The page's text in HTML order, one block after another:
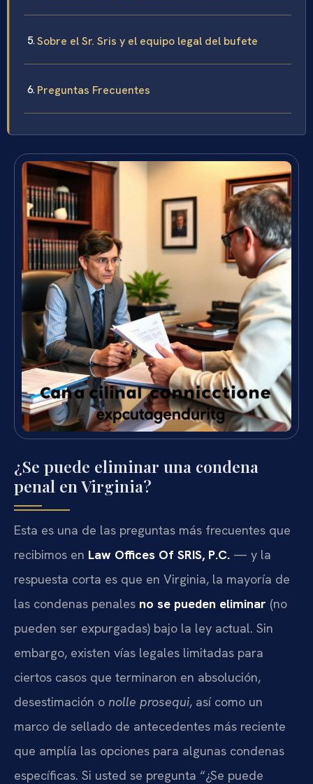
Sobre el Sr. Sris y el equipo legal del bufete
Preguntas Frecuentes
¿Se puede eliminar una condena
penal en Virginia?
Esta es una de las preguntas más frecuentes que
recibimos en Law Offices Of SRIS, P.C. — y la
respuesta corta es que en Virginia, la mayoría de
las condenas penales no se pueden eliminar (no
pueden ser expurgadas) bajo la ley actual. Sin
embargo, existen vías legales limitadas para
ciertos casos que terminaron en absolución,
desestimación o nolle prosequi, así como un
marco de sellado de antecedentes más reciente
que amplía las opciones para algunas condenas
específicas. Si usted se pregunta “¿Se puede